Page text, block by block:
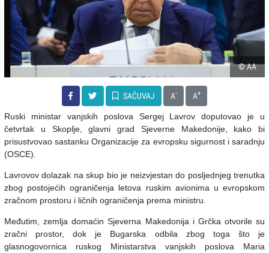
© AA
SAČUVAJ A- A+
Ruski ministar vanjskih poslova Sergej Lavrov doputovao je u
četvrtak u Skoplje, glavni grad Sjeverne Makedonije, kako bi
prisustvovao sastanku Organizacije za evropsku sigurnost i saradnju
(OSCE).
Lavrovov dolazak na skup bio je neizvjestan do posljednjeg trenutka
zbog postojećih ograničenja letova ruskim avionima u evropskom
zračnom prostoru i ličnih ograničenja prema ministru.
Međutim, zemlja domaćin Sjeverna Makedonija i Grčka otvorile su
zračni prostor, dok je Bugarska odbila zbog toga što je
glasnogovornica ruskog Ministarstva vanjskih poslova Maria